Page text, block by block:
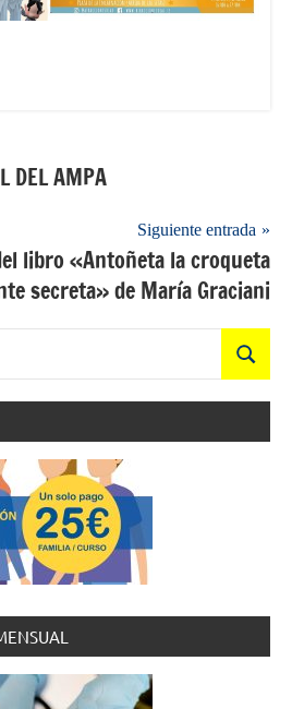
DEL AMPA
Siguiente entrada
libro «Antoñeta la croqueta
secreta» de María Graciani
Buscar